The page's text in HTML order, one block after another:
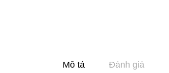
Mô tả Đánh giá